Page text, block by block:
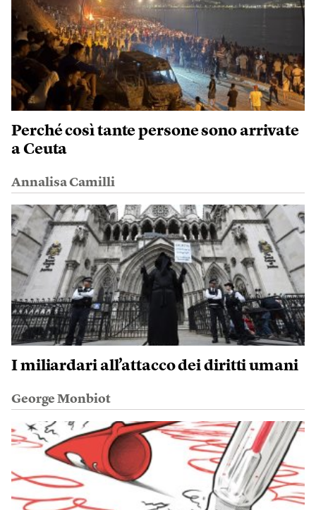
Perché così tante persone sono arrivate
a Ceuta
Annalisa Camilli
I miliardari all’attacco dei diritti umani
George Monbiot